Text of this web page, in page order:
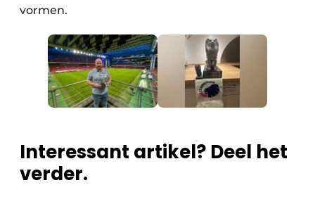
vormen.
Interessant artikel? Deel het
verder.